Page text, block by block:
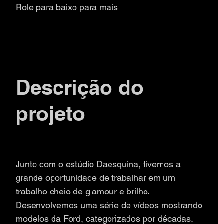
Role para baixo para mais
Descrição do
projeto
Junto com o estúdio Daesquina, tivemos a
grande oportunidade de trabalhar em um
trabalho cheio de glamour e brilho.
Desenvolvemos uma série de vídeos mostrando
modelos da Ford, categorizados por décadas.